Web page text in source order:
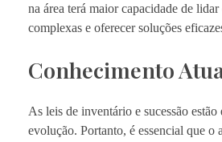
na área terá maior capacidade de
complexas e oferecer soluções
Conhecimento
As leis de inventário e sucessão estão
evolução. Portanto, é essencial que o